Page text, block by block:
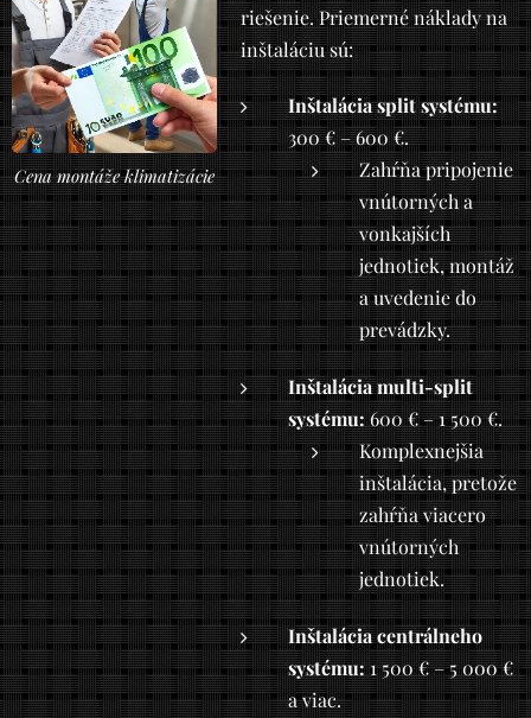
Cena montáže klimatizácie
riešenie. Priemerné náklady na
inštaláciu sú:
Inštalácia split systému:
300 € – 600 €.
Zahŕňa pripojenie
vnútorných a
vonkajších
jednotiek, montáž
a uvedenie do
prevádzky.
Inštalácia multi-split
systému: 600 € – 1 500 €.
Komplexnejšia
inštalácia, pretože
zahŕňa viacero
vnútorných
jednotiek.
Inštalácia centrálneho
systému: 1 500 € – 5 000 €
a viac.